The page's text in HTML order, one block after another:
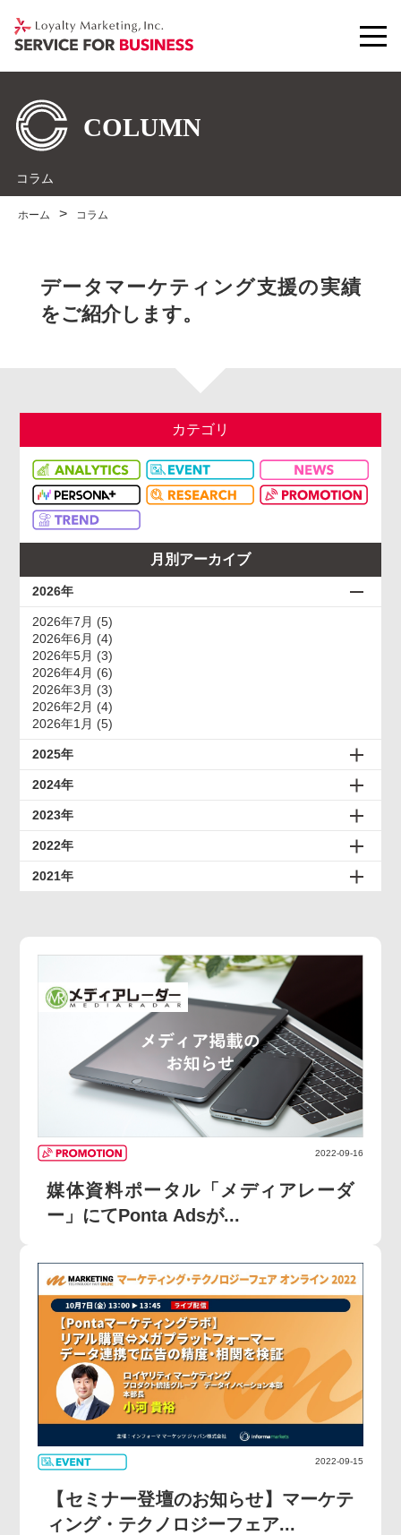
コラム
ホーム コラム
データマーケティング支援の実績
をご紹介します。
カテゴリ
月別アーカイブ
2026年
2026年7月 (5)
2026年6月 (4)
2026年5月 (3)
2026年4月 (6)
2026年3月 (3)
2026年2月 (4)
2026年1月 (5)
2025年
2024年
2023年
2022年
2021年
2022-09-16
媒体資料ポータル「メディアレーダ
ー」にてPonta Adsが...
2022-09-15
【セミナー登壇のお知らせ】マーケテ
ィング・テクノロジーフェア...